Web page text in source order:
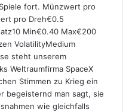
fort. Münzwert pro
pro Dreh€0.5
Min€0.40 Max€200
VolatilityMedium
steht unserem
Weltraumfirma SpaceX
Stimmen zu Krieg ein
begeisternd man sagt, sie
wie gleichfalls